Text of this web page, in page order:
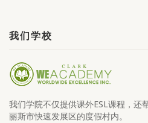
我们学校
我们学院不仅提供课外ESL课程，还
丽斯市快速发展区的度假村内。